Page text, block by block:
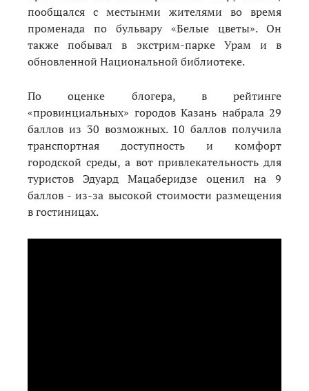
пообщался с местынми жителями во время
променада по бульвару «Белые цветы». Он
такжепобывал в экстрим-парке Урам и в
обновленной Национальной библиотеке.
По оценке блогера, в рейтинге
«провинциальных» городов Казань набрала 29
баллов из 30 возможных. 10 баллов получила
транспортная доступность и комфорт
городской среды, а вот привлекательность для
туристов Эдуард Мацаберидзе оценил на 9
баллов - из-за высокой стоимости размещения
в гостиницах.